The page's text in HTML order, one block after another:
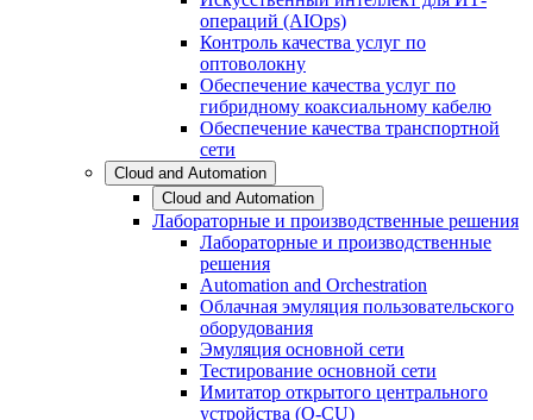
операций (AIOps)
Контроль качества услуг по
оптоволокну
Обеспечение качества услуг по
гибридному коаксиальному кабелю
Обеспечение качества транспортной
сети
Cloud and Automation
Cloud and Automation
Лабораторные и производственные решения
Лабораторные и производственные
решения
Automation and Orchestration
Облачная эмуляция пользовательского
оборудования
Эмуляция основной сети
Тестирование основной сети
Имитатор открытого центрального
устройства (O-CU)